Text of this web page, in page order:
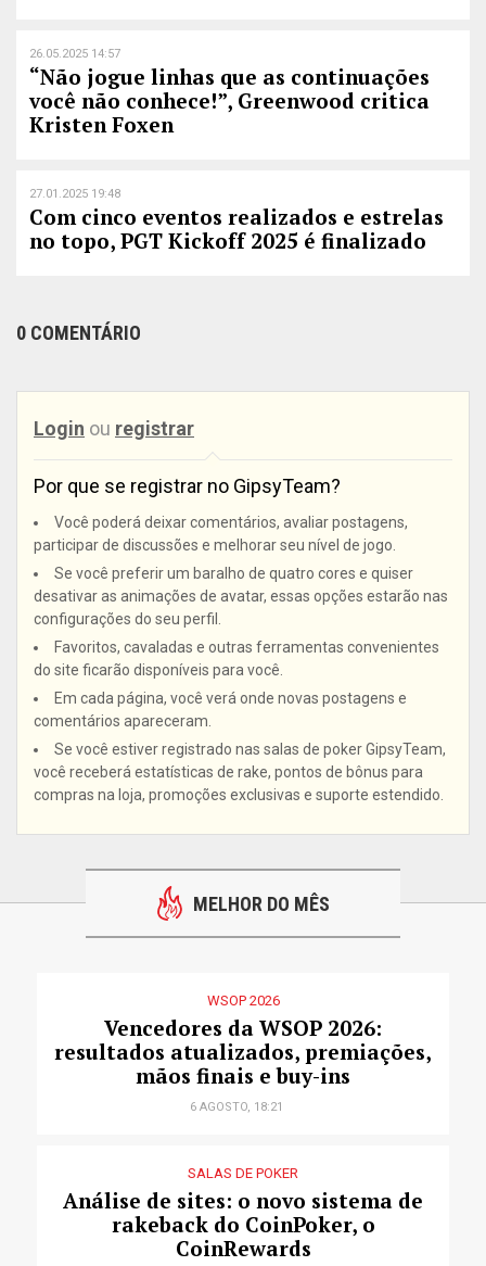
26.05.2025 14:57
“Não jogue linhas que as continuações
você não conhece!”, Greenwood critica
Kristen Foxen
27.01.2025 19:48
Com cinco eventos realizados e estrelas
no topo, PGT Kickoff 2025 é finalizado
0 COMENTÁRIO
Login ou registrar
Por que se registrar no GipsyTeam?
Você poderá deixar comentários, avaliar postagens,
participar de discussões e melhorar seu nível de jogo.
Se você preferir um baralho de quatro cores e quiser
desativar as animações de avatar, essas opções estarão nas
configurações do seu perfil.
Favoritos, cavaladas e outras ferramentas convenientes
do site ficarão disponíveis para você.
Em cada página, você verá onde novas postagens e
comentários apareceram.
Se você estiver registrado nas salas de poker GipsyTeam,
você receberá estatísticas de rake, pontos de bônus para
compras na loja, promoções exclusivas e suporte estendido.
MELHOR DO MÊS
WSOP 2026
Vencedores da WSOP 2026:
resultados atualizados, premiações,
mãos finais e buy-ins
6 AGOSTO, 18:21
SALAS DE POKER
Análise de sites: o novo sistema de
rakeback do CoinPoker, o
CoinRewards